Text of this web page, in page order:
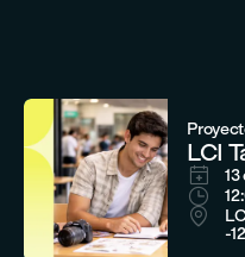
LCI



-